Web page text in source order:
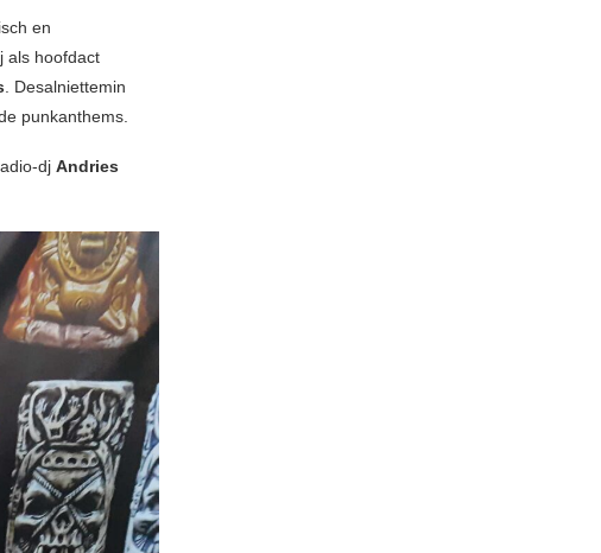
en
als hoofdact
. Desalniettemin
punkanthems.
dj Andries